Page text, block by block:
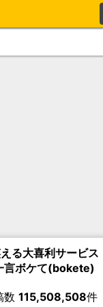
る大喜利サービス
言ボケて(bokete)
数 115,508,508件